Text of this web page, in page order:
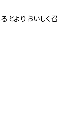
とよりおいしく召